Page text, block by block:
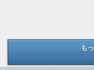
も